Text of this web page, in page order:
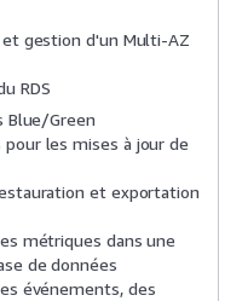
gestion d'un Multi-AZ
RDS
Blue/Green
les mises à jour de
et exportation
métriques dans une
de données
événements, des